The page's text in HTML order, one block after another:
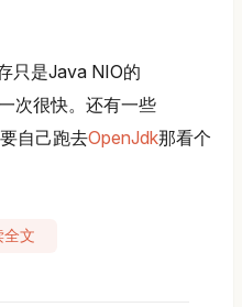
只是Java NIO的
次很快。还有一些
自己跑去OpenJdk那看个
全文